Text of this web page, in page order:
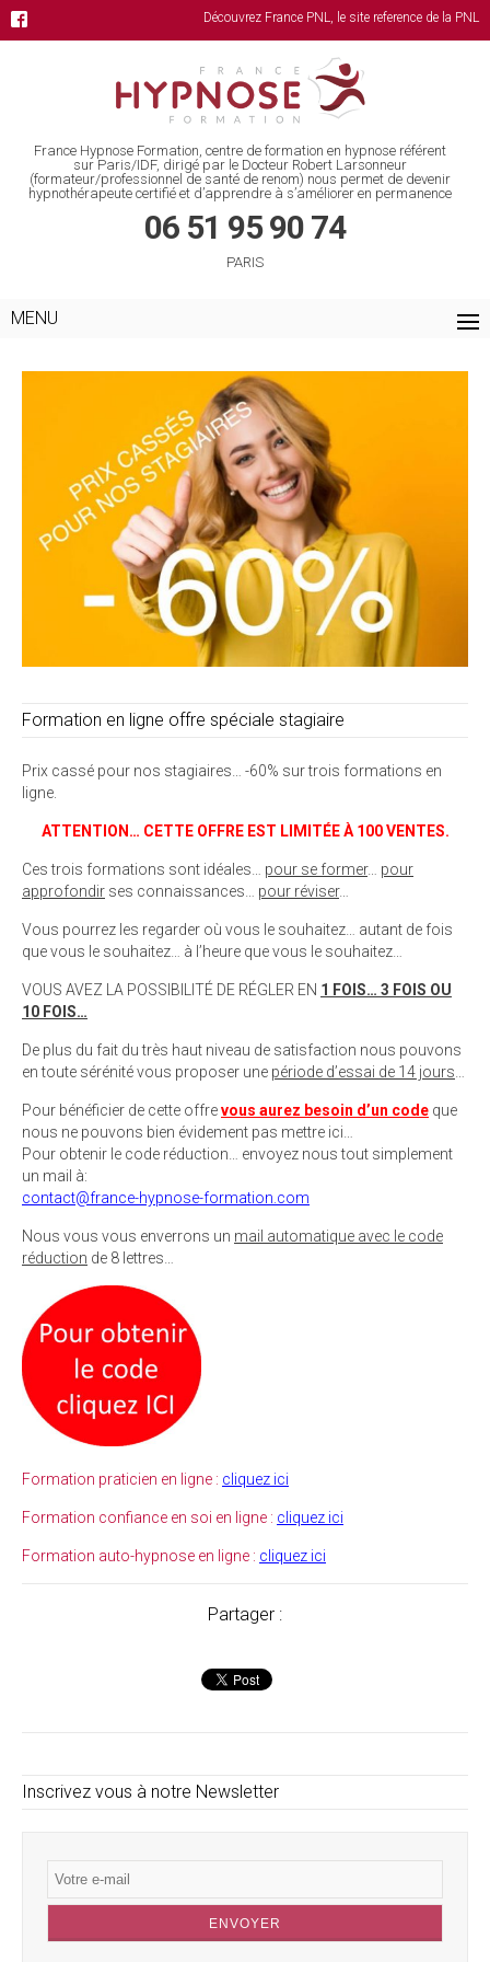
Découvrez France PNL, le site reference de la PNL
France Hypnose Formation, centre de formation en hypnose référent
sur Paris/IDF, dirigé par le Docteur Robert Larsonneur
(formateur/professionnel de santé de renom) nous permet de devenir
hypnothérapeute certifié et d’apprendre à s’améliorer en permanence
06 51 95 90 74
PARIS
MENU
Formation en ligne offre spéciale stagiaire
Prix cassé pour nos stagiaires… -60% sur trois formations en
ligne.
ATTENTION… CETTE OFFRE EST LIMITÉE À 100 VENTES.
Ces trois formations sont idéales… pour se former… pour
approfondir ses connaissances… pour réviser…
Vous pourrez les regarder où vous le souhaitez… autant de fois
que vous le souhaitez… à l’heure que vous le souhaitez…
VOUS AVEZ LA POSSIBILITÉ DE RÉGLER EN 1 FOIS… 3 FOIS OU
10 FOIS…
De plus du fait du très haut niveau de satisfaction nous pouvons
en toute sérénité vous proposer une période d’essai de 14 jours…
Pour bénéficier de cette offrevous aurez besoin d’un code que
nous ne pouvons bien évidement pas mettre ici…
Pour obtenir le code réduction… envoyez nous tout simplement
un mail à:
contact@france-hypnose-formation.com
Nous vous vous enverrons un mail automatique avec le code
réduction de 8 lettres…
Formation praticien en ligne : cliquez ici
Formation confiance en soi en ligne : cliquez ici
Formation auto-hypnose en ligne : cliquez ici
Partager :
Inscrivez vous à notre Newsletter